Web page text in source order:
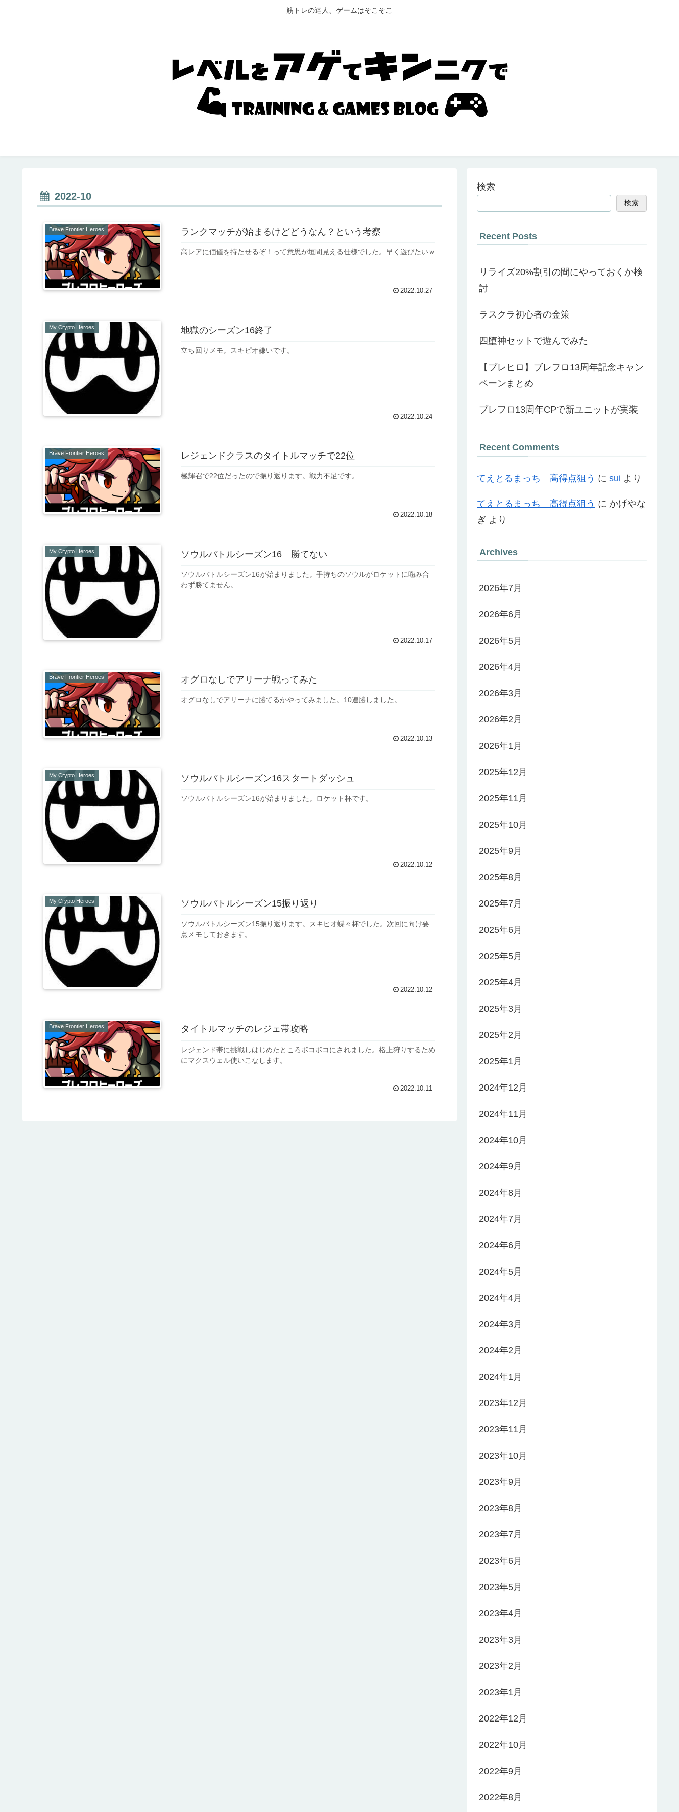
筋トレの達人、ゲームはそこそこ
2022-10
Brave Frontier Heroes ランクマッチが始まるけどどうなん？という考察
高レアに価値を持たせるぞ！って意思が垣間見える仕様でした。早く遊びたいｗ
2022.10.27
My Crypto Heroes 地獄のシーズン16終了
立ち回りメモ。スキピオ嫌いです。
2022.10.24
Brave Frontier Heroes レジェンドクラスのタイトルマッチで22位
極輝召で22位だったので振り返ります。戦力不足です。
2022.10.18
My Crypto Heroes ソウルバトルシーズン16 勝てない
ソウルバトルシーズン16が始まりました。手持ちのソウルがロケットに噛み合
わず勝てません。
2022.10.17
Brave Frontier Heroes オグロなしでアリーナ戦ってみた
オグロなしでアリーナに勝てるかやってみました。10連勝しました。
2022.10.13
My Crypto Heroes ソウルバトルシーズン16スタートダッシュ
ソウルバトルシーズン16が始まりました。ロケット杯です。
2022.10.12
My Crypto Heroes ソウルバトルシーズン15振り返り
ソウルバトルシーズン15振り返ります。スキピオ蝶々杯でした。次回に向け要
点メモしておきます。
2022.10.12
Brave Frontier Heroes タイトルマッチのレジェ帯攻略
レジェンド帯に挑戦しはじめたところボコボコにされました。格上狩りするため
にマクスウェル使いこなします。
2022.10.11
検索
検索
Recent Posts
リライズ20%割引の間にやっておくか検
討
ラスクラ初心者の金策
四堕神セットで遊んでみた
【ブレヒロ】ブレフロ13周年記念キャン
ペーンまとめ
ブレフロ13周年CPで新ユニットが実装
Recent Comments
てえとるまっち 高得点狙う に sui より
てえとるまっち 高得点狙う に かげやな
ぎ より
Archives
2026年7月
2026年6月
2026年5月
2026年4月
2026年3月
2026年2月
2026年1月
2025年12月
2025年11月
2025年10月
2025年9月
2025年8月
2025年7月
2025年6月
2025年5月
2025年4月
2025年3月
2025年2月
2025年1月
2024年12月
2024年11月
2024年10月
2024年9月
2024年8月
2024年7月
2024年6月
2024年5月
2024年4月
2024年3月
2024年2月
2024年1月
2023年12月
2023年11月
2023年10月
2023年9月
2023年8月
2023年7月
2023年6月
2023年5月
2023年4月
2023年3月
2023年2月
2023年1月
2022年12月
2022年10月
2022年9月
2022年8月